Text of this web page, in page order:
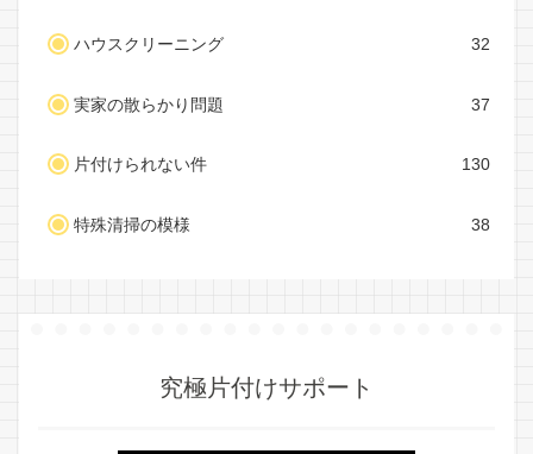
ハウスクリーニング 32
実家の散らかり問題 37
片付けられない件 130
特殊清掃の模様 38
究極片付けサポート